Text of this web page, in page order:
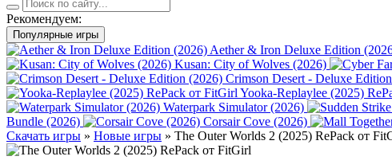
Рекомендуем:
Популярные игры
Aether & Iron Deluxe Edition
Kusan: City of Wolves (2026)
Crimson Desert - Deluxe
Yooka-Replaylee (2025)
Waterpark Simulator (2026)
Bundle (2026)
Corsair Cove (2026)
Скачать игры » Новые игры » The Outer Worlds 2 (2025) RePack от